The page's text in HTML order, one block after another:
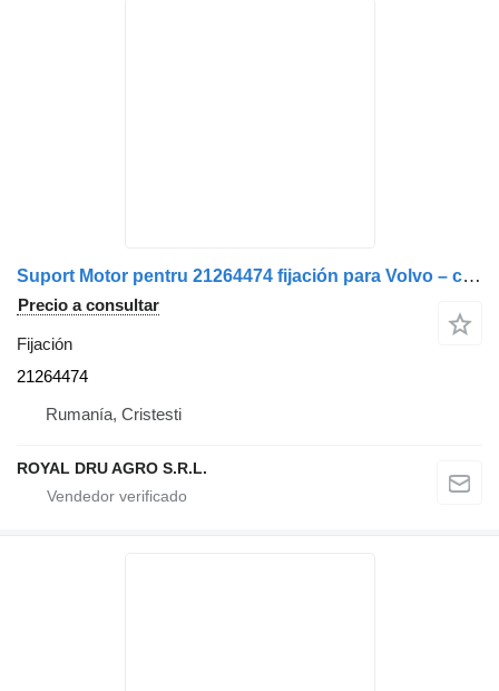
Suport Motor pentru 21264474 fijación para Volvo – camión
Precio a consultar
Fijación
21264474
Rumanía, Cristesti
ROYAL DRU AGRO S.R.L.